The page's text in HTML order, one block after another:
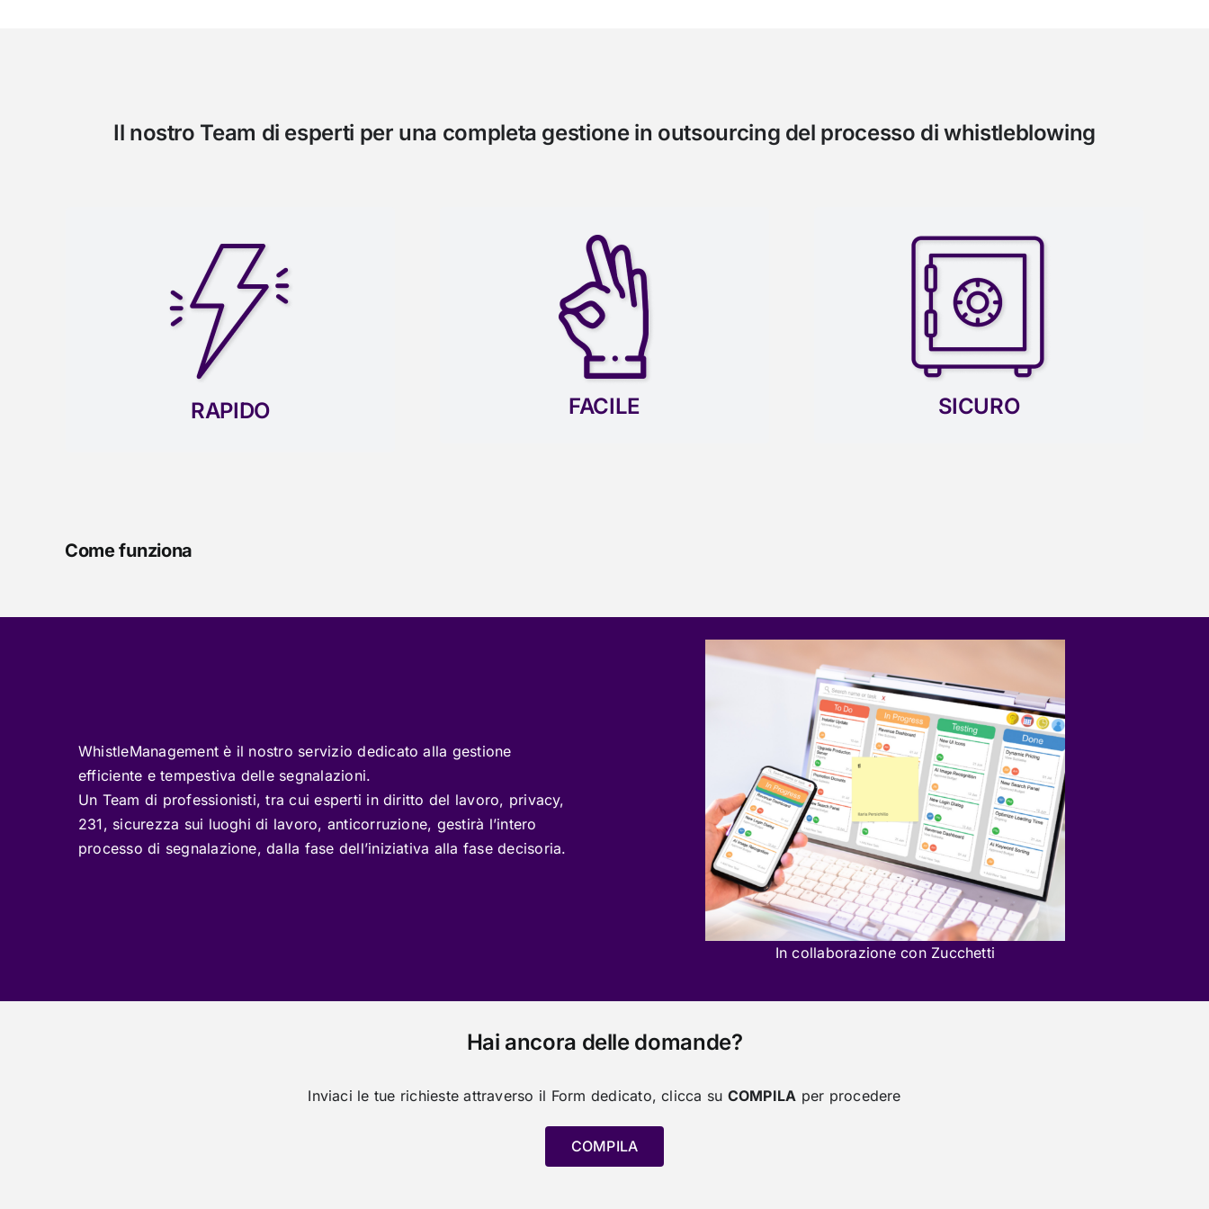
Il nostro Team di esperti per una completa gestione in outsourcing del processo di whistleblowing
RAPIDO
RAPIDO
Il nostro Team WhistleManagement
agisce nel rispetto di indicazioni che il
legislatore ha posto per assicurare sia
una efficiente e tempestiva gestione della
segnalazione che la tutela delle persone
FACILE
FACILE
Facile da implementare, semplice da
gestire e totalmente sicuro. È una
soluzione completa che ti consentirà di
soddisfare i requisiti del Dlgs 24/2023
SICURO
SICURO
Un canale whistleblowing online sicuro.
Per qualsiasi organizzazione che desideri
che i propri dipendenti possano
segnalare illeciti in modo sicuro.
Come funziona
WhistleManagement è il nostro servizio dedicato alla gestione
efficiente e tempestiva delle segnalazioni.
Un Team di professionisti, tra cui esperti in diritto del lavoro, privacy,
231, sicurezza sui luoghi di lavoro, anticorruzione, gestirà l’intero
processo di segnalazione, dalla fase dell’iniziativa alla fase decisoria.
In collaborazione con Zucchetti
Hai ancora delle domande?
Inviaci le tue richieste attraverso il Form dedicato, clicca su COMPILA per procedere
COMPILA